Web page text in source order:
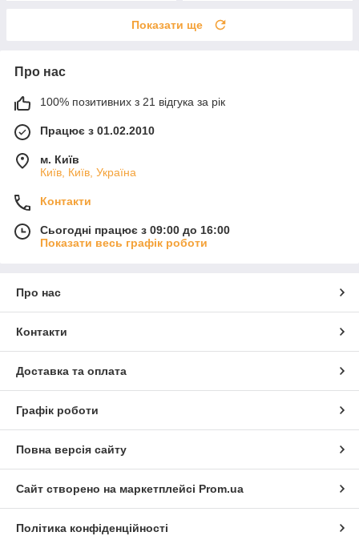
Показати ще
Про нас
100% позитивних з 21 відгука за рік
Працює з 01.02.2010
м. Київ
Київ, Київ, Україна
Контакти
Сьогодні працює з 09:00 до 16:00
Показати весь графік роботи
Про нас
Контакти
Доставка та оплата
Графік роботи
Повна версія сайту
Сайт створено на маркетплейсі Prom.ua
Політика конфіденційності